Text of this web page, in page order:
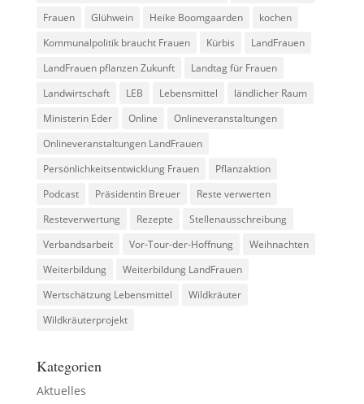
Frauen
Glühwein Heike Boomgaarden
kochen
Kommunalpolitik braucht Frauen
Kürbis
LandFrauen
LandFrauen pflanzen Zukunft
Landtag für Frauen
Landwirtschaft
LEB Lebensmittel
ländlicher Raum
Ministerin Eder
Online
Onlineveranstaltungen
Onlineveranstaltungen LandFrauen
Persönlichkeitsentwicklung Frauen
Pflanzaktion
Podcast
Präsidentin Breuer
Reste verwerten
Resteverwertung
Rezepte
Stellenausschreibung
Verbandsarbeit
Vor-Tour-der-Hoffnung
Weihnachten
Weiterbildung
Weiterbildung LandFrauen
Wertschätzung Lebensmittel
Wildkräuter
Wildkräuterprojekt
Kategorien
Aktuelles